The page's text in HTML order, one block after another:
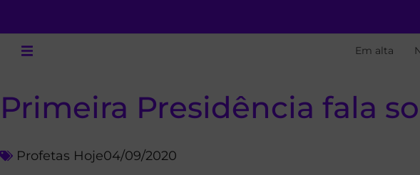
Em alta
Primeira Presidência fala
Profetas Hoje04/09/2020